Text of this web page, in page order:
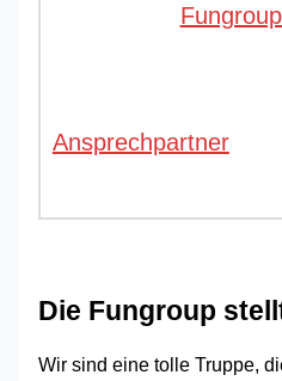
Ansprechpartner
Die Fungroup
Wir sind eine tolle Truppe,